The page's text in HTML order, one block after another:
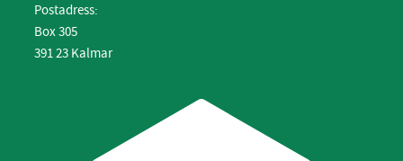
Postadress:
Box 305
391 23 Kalmar